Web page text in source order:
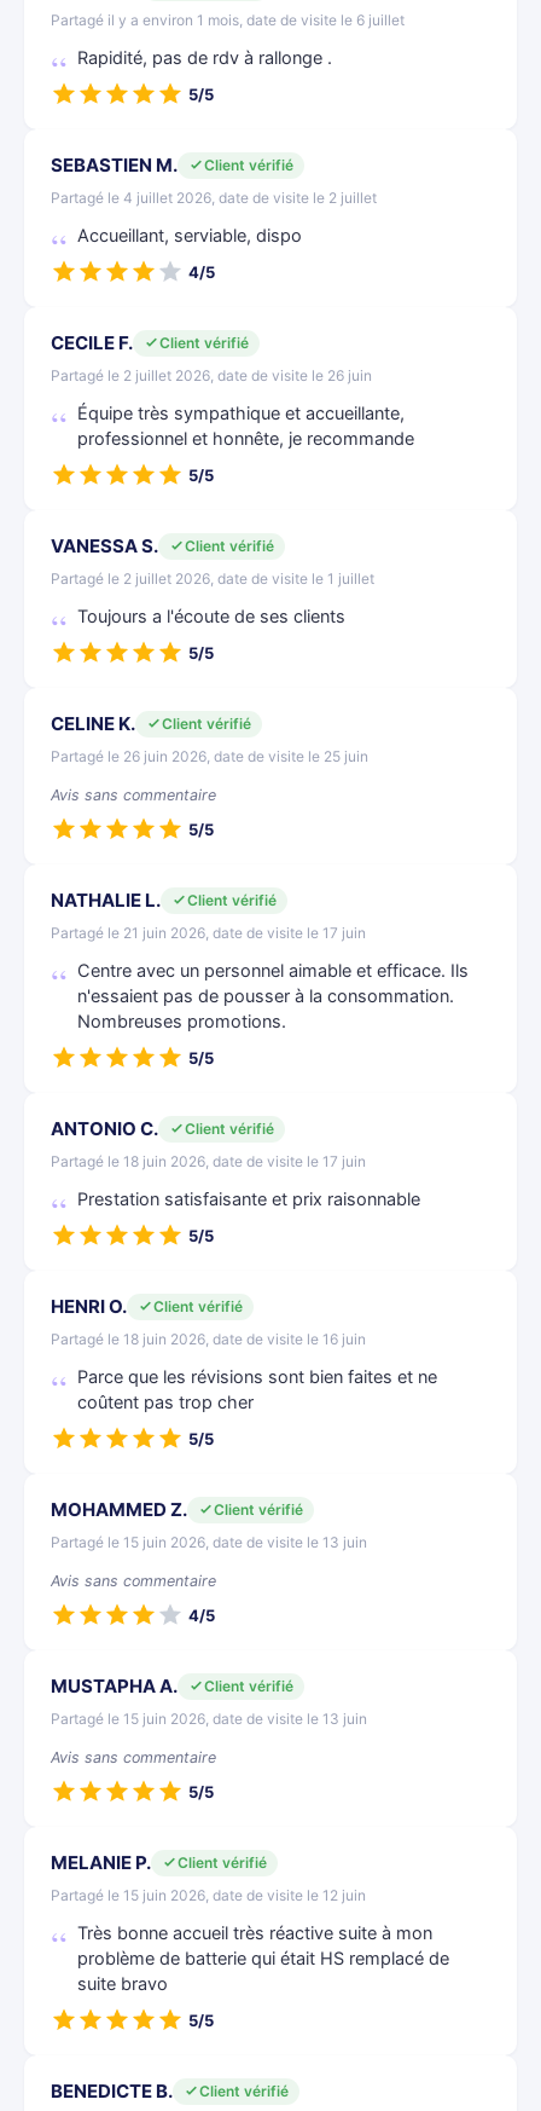
Partagé il y a environ 1 mois, date de visite le 6 juillet
Rapidité, pas de rdv à rallonge .
5/5
SEBASTIEN M.
Client vérifié
Partagé le 4 juillet 2026, date de visite le 2 juillet
Accueillant, serviable, dispo
4/5
CECILE F.
Client vérifié
Partagé le 2 juillet 2026, date de visite le 26 juin
Équipe très sympathique et accueillante,
professionnel et honnête, je recommande
5/5
VANESSA S.
Client vérifié
Partagé le 2 juillet 2026, date de visite le 1 juillet
Toujours a l'écoute de ses clients
5/5
CELINE K.
Client vérifié
Partagé le 26 juin 2026, date de visite le 25 juin
Avis sans commentaire
5/5
NATHALIE L.
Client vérifié
Partagé le 21 juin 2026, date de visite le 17 juin
Centre avec un personnel aimable et efficace. Ils
n'essaient pas de pousser à la consommation.
Nombreuses promotions.
5/5
ANTONIO C.
Client vérifié
Partagé le 18 juin 2026, date de visite le 17 juin
Prestation satisfaisante et prix raisonnable
5/5
HENRI O.
Client vérifié
Partagé le 18 juin 2026, date de visite le 16 juin
Parce que les révisions sont bien faites et ne
coûtent pas trop cher
5/5
MOHAMMED Z.
Client vérifié
Partagé le 15 juin 2026, date de visite le 13 juin
Avis sans commentaire
4/5
MUSTAPHA A.
Client vérifié
Partagé le 15 juin 2026, date de visite le 13 juin
Avis sans commentaire
5/5
MELANIE P.
Client vérifié
Partagé le 15 juin 2026, date de visite le 12 juin
Très bonne accueil très réactive suite à mon
problème de batterie qui était HS remplacé de
suite bravo
5/5
BENEDICTE B.
Client vérifié